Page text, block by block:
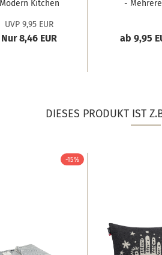
Modern Kitchen
UVP 9,95 EUR
Nur 8,46 EUR
-
ab 9,95
DIESES PRODUKT IST
-15%